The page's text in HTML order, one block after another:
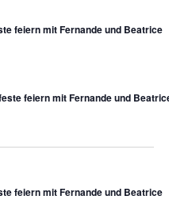
feiern mit Fernande und Beatrice
feiern mit Fernande und
feiern mit Fernande und Beatrice